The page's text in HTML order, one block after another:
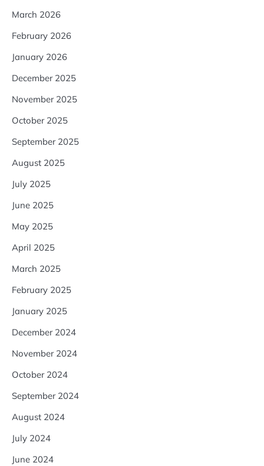
March 2026
February 2026
January 2026
December 2025
November 2025
October 2025
September 2025
August 2025
July 2025
June 2025
May 2025
April 2025
March 2025
February 2025
January 2025
December 2024
November 2024
October 2024
September 2024
August 2024
July 2024
June 2024